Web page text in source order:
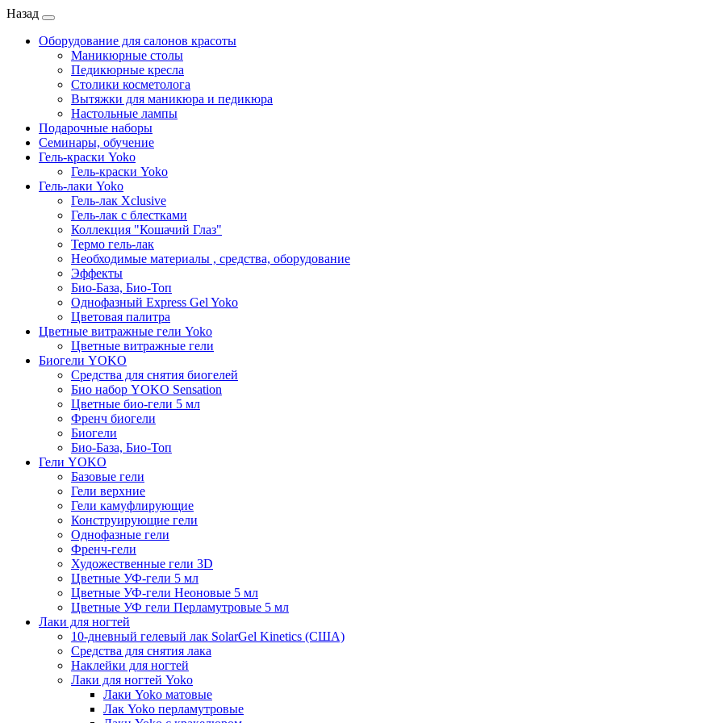
Назад
Оборудование для салонов красоты
Маникюрные столы
Педикюрные кресла
Столики косметолога
Вытяжки для маникюра и педикюра
Настольные лампы
Подарочные наборы
Семинары, обучение
Гель-краски Yoko
Гель-краски Yoko
Гель-лаки Yoko
Гель-лак Xclusive
Гель-лак с блестками
Коллекция "Кошачий Глаз"
Термо гель-лак
Необходимые материалы , средства, оборудование
Эффекты
Био-База, Био-Топ
Однофазный Express Gel Yoko
Цветовая палитра
Цветные витражные гели Yoko
Цветные витражные гели
Биогели YOKO
Средства для снятия биогелей
Био набор YOKO Sensation
Цветные био-гели 5 мл
Френч биогели
Биогели
Био-База, Био-Топ
Гели YOKO
Базовые гели
Гели верхние
Гели камуфлирующие
Конструирующие гели
Однофазные гели
Френч-гели
Художественные гели 3D
Цветные УФ-гели 5 мл
Цветные УФ-гели Неоновые 5 мл
Цветные УФ гели Перламутровые 5 мл
Лаки для ногтей
10-дневный гелевый лак SolarGel Kinetics (США)
Средства для снятия лака
Наклейки для ногтей
Лаки для ногтей Yoko
Лаки Yoko матовые
Лак Yoko перламутровые